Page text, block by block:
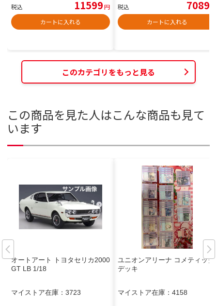
税込 11599円
カートに入れる
税込 7089
カートに入れる
このカテゴリをもっと見る
この商品を見た人はこんな商品も見て
います
オートアート トヨタセリカ2000
GT LB 1/18
マイストア在庫： 3723
ユニオンアリーナ コメティック
デッキ
マイストア在庫： 4158